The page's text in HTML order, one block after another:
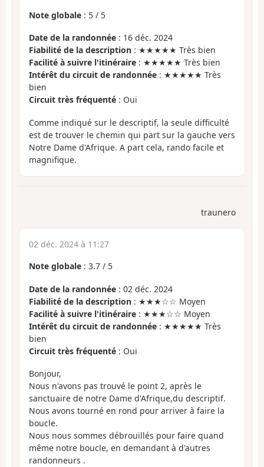
Note globale : 5 / 5
Date de la randonnée : 16 déc. 2024
Fiabilité de la description : ★★★★★ Très bien
Facilité à suivre l'itinéraire : ★★★★★ Très bien
Intérêt du circuit de randonnée : ★★★★★ Très
bien
Circuit très fréquenté : Oui
Comme indiqué sur le descriptif, la seule difficulté
est de trouver le chemin qui part sur la gauche vers
Notre Dame d'Afrique. A part cela, rando facile et
magnifique.
traunero
02 déc. 2024 à 11:27
Note globale : 3.7 / 5
Date de la randonnée : 02 déc. 2024
Fiabilité de la description : ★★★☆☆ Moyen
Facilité à suivre l'itinéraire : ★★★☆☆ Moyen
Intérêt du circuit de randonnée : ★★★★★ Très
bien
Circuit très fréquenté : Oui
Bonjour,
Nous n'avons pas trouvé le point 2, après le
sanctuaire de notre Dame d'Afrique,du descriptif.
Nous avons tourné en rond pour arriver à faire la
boucle.
Nous nous sommes débrouillés pour faire quand
même notre boucle, en demandant à d'autres
randonneurs .